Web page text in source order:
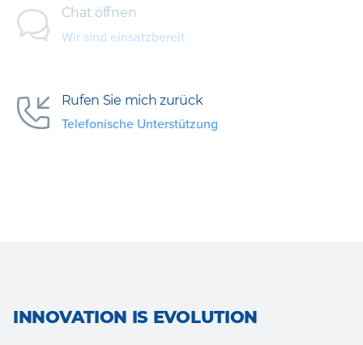
Chat öffnen
Wir sind einsatzbereit
Rufen Sie mich zurück
Telefonische Unterstützung
INNOVATION IS EVOLUTION